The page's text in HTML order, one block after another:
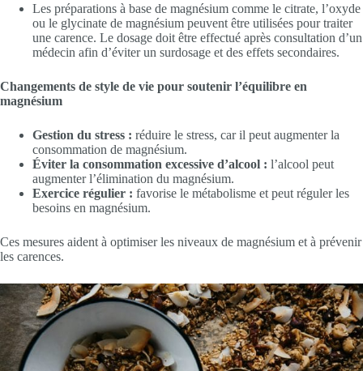
Les préparations à base de magnésium comme le citrate, l’oxyde
ou le glycinate de magnésium peuvent être utilisées pour traiter
une carence. Le dosage doit être effectué après consultation d’un
médecin afin d’éviter un surdosage et des effets secondaires.
Changements de style de vie pour soutenir l’équilibre en
magnésium
Gestion du stress : réduire le stress, car il peut augmenter la
consommation de magnésium.
Éviter la consommation excessive d’alcool : l’alcool peut
augmenter l’élimination du magnésium.
Exercice régulier : favorise le métabolisme et peut réguler les
besoins en magnésium.
Ces mesures aident à optimiser les niveaux de magnésium et à prévenir
les carences.